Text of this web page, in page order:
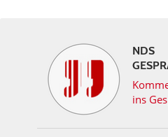
NDS
ins